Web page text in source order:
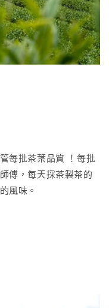
每批茶葉品質 ！每批
傅，每天採茶製茶的
風味。